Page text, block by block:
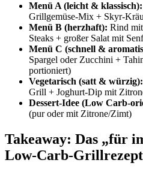
Menü A (leicht & klassisch):
Grillgemüse-Mix + Skyr-
Menü B (herzhaft): Rind
Steaks + großer Salat mit
Menü C (schnell &
Spargel oder Zucchini +
portioniert)
Vegetarisch (satt & würzig):
Grill + Joghurt-Dip mit
Dessert-Idee (Low Carb-
(pur oder mit Zitrone/Zimt)
Takeaway: Das „für
Low-Carb-